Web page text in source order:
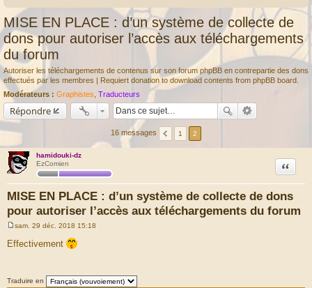
MISE EN PLACE : d’un système de collecte de
dons pour autoriser l’accès aux téléchargements
du forum
Autoriser les téléchargements de contenus sur son forum phpBB en contrepartie des dons
effectués par les membres | Requiert donation to download contents from phpBB board.
Modérateurs : Graphistes Traducteurs
Répondre
16 messages 1 2
hamidouki-dz
EzComien
MISE EN PLACE : d’un système de collecte de dons
pour autoriser l’accès aux téléchargements du forum
Citation
e
s
e
sam. 29 déc. 2018 15:18
Effectivement
Traduire en